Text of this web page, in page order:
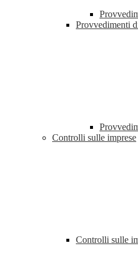
Provvedimenti
Controlli sulle imprese
Controlli sulle